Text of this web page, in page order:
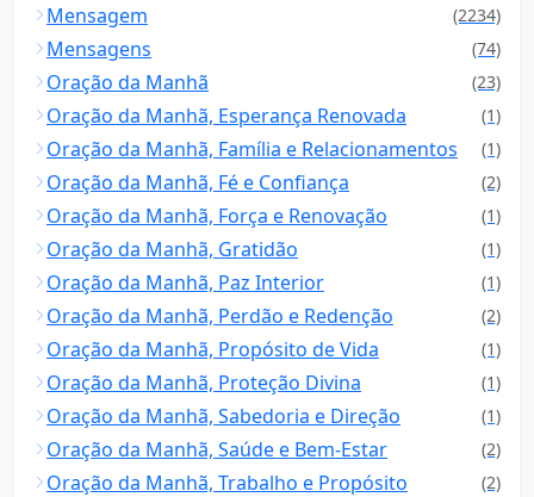
Mensagem (2234)
Mensagens (74)
Oração da Manhã (23)
Oração da Manhã, Esperança Renovada (1)
Oração da Manhã, Família e Relacionamentos (1)
Oração da Manhã, Fé e Confiança (2)
Oração da Manhã, Força e Renovação (1)
Oração da Manhã, Gratidão (1)
Oração da Manhã, Paz Interior (1)
Oração da Manhã, Perdão e Redenção (2)
Oração da Manhã, Propósito de Vida (1)
Oração da Manhã, Proteção Divina (1)
Oração da Manhã, Sabedoria e Direção (1)
Oração da Manhã, Saúde e Bem-Estar (2)
Oração da Manhã, Trabalho e Propósito (2)